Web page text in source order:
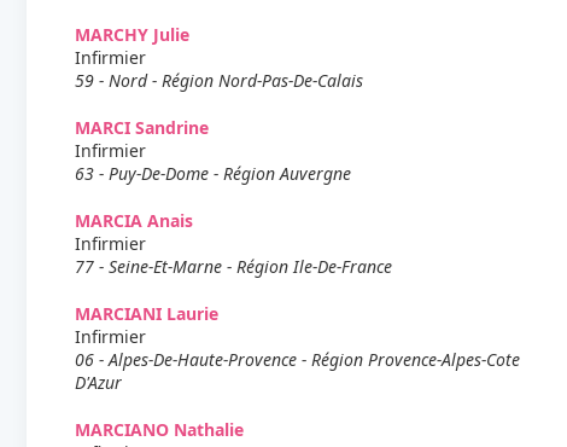
MARCHY Julie
Infirmier
59 - Nord - Région Nord-Pas-De-Calais
MARCI Sandrine
Infirmier
63 - Puy-De-Dome - Région Auvergne
MARCIA Anais
Infirmier
77 - Seine-Et-Marne - Région Ile-De-France
MARCIANI Laurie
Infirmier
06 - Alpes-De-Haute-Provence - Région Provence-Alpes-Cote
D'Azur
MARCIANO Nathalie